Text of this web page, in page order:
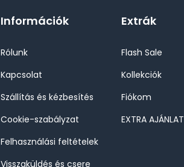
Információk
Rólunk
Kapcsolat
Szállítás és kézbesítés
Cookie-szabályzat
Felhasználási feltételek
Visszaküldés és csere
Extrák
Flash Sale
Kollekciók
Fiókom
EXTRA AJÁNLAT